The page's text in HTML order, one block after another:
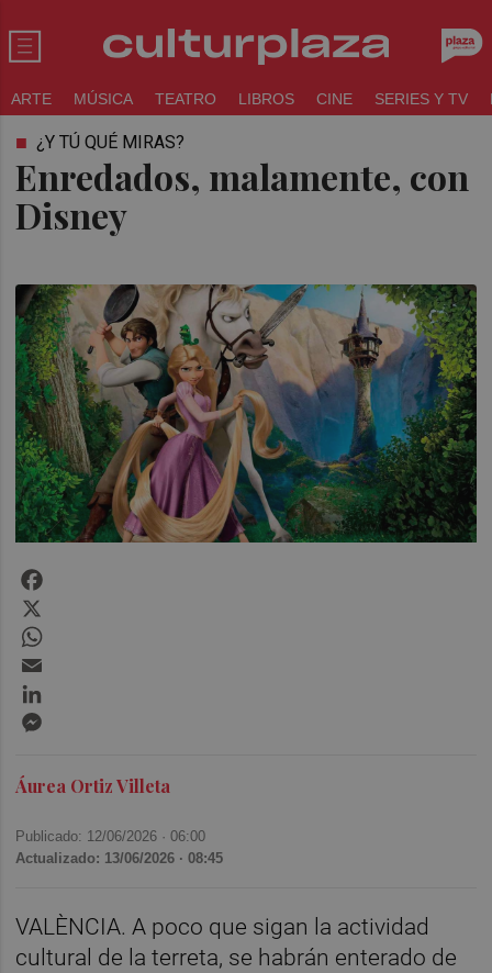
ARTE MÚSICA TEATRO LIBROS CINE SERIES Y TV
Enredados, malamente, con
Disney
¿Y TÚ QUÉ MIRAS?
Áurea Ortiz Villeta
Publicado: 12/06/2026 ·06:00
Actualizado: 13/06/2026 · 08:45
VALÈNCIA. A poco que sigan la actividad
cultural de la terreta, se habrán enterado de